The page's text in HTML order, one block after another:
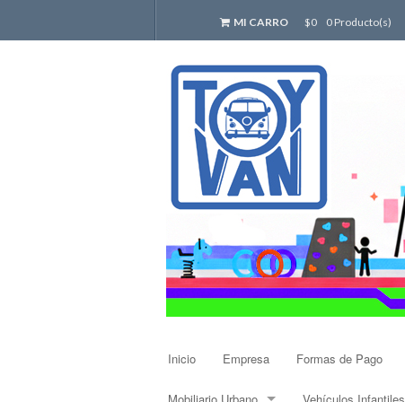
MI CARRO $0 0 Producto(s)
Inicio Empresa Formas de Pago